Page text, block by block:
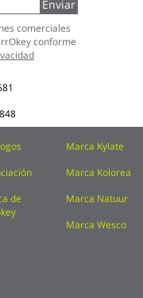
Enviar
comerciales
conforme
de
Marca Kylate
Marca Kolorea
Marca Natuur
Marca Wesco